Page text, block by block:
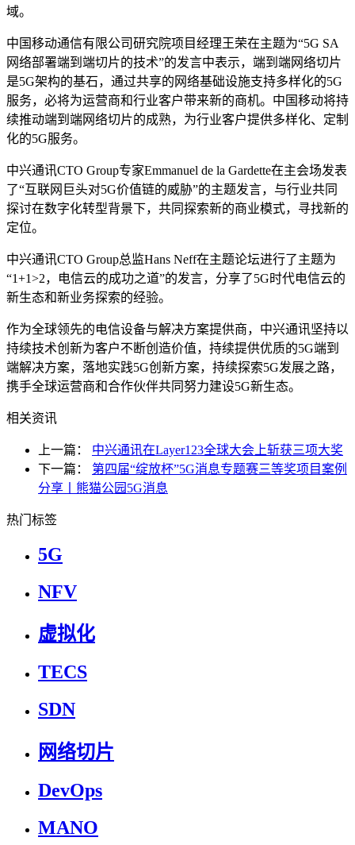
域。
中国移动通信有限公司研究院项目经理王荣在主题为“5G SA
网络部署端到端切片的技术”的发言中表示，端到端网络切片
是5G架构的基石，通过共享的网络基础设施支持多样化的5G
服务，必将为运营商和行业客户带来新的商机。中国移动将持
续推动端到端网络切片的成熟，为行业客户提供多样化、定制
化的5G服务。
中兴通讯CTO Group专家Emmanuel de la Gardette在主会场发表
了“互联网巨头对5G价值链的威胁”的主题发言，与行业共同
探讨在数字化转型背景下，共同探索新的商业模式，寻找新的
定位。
中兴通讯CTO Group总监Hans Neff在主题论坛进行了主题为
“1+1>2，电信云的成功之道”的发言，分享了5G时代电信云的
新生态和新业务探索的经验。
作为全球领先的电信设备与解决方案提供商，中兴通讯坚持以
持续技术创新为客户不断创造价值，持续提供优质的5G端到
端解决方案，落地实践5G创新方案，持续探索5G发展之路，
携手全球运营商和合作伙伴共同努力建设5G新生态。
相关资讯
上一篇： 中兴通讯在Layer123全球大会上斩获三项大奖
下一篇： 第四届“绽放杯”5G消息专题赛三等奖项目案例
分享丨熊猫公园5G消息
热门标签
5G
NFV
虚拟化
TECS
SDN
网络切片
DevOps
MANO